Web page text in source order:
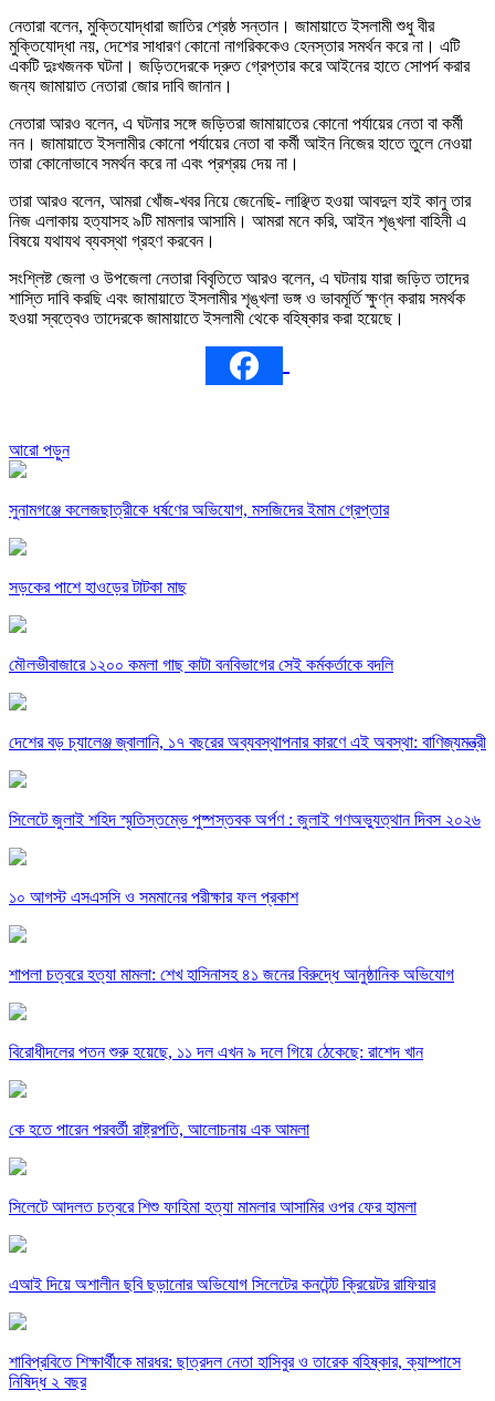
নেতারা বলেন, মুক্তিযোদ্ধারা জাতির শ্রেষ্ঠ সন্তান। জামায়াতে ইসলামী শুধু বীর
মুক্তিযোদ্ধা নয়, দেশের সাধারণ কোনো নাগরিককেও হেনস্তার সমর্থন করে না। এটি
একটি দুঃখজনক ঘটনা। জড়িতদেরকে দ্রুত গ্রেপ্তার করে আইনের হাতে সোপর্দ করার
জন্য জামায়াত নেতারা জোর দাবি জানান।
নেতারা আরও বলেন, এ ঘটনার সঙ্গে জড়িতরা জামায়াতের কোনো পর্যায়ের নেতা বা কর্মী
নন। জামায়াতে ইসলামীর কোনো পর্যায়ের নেতা বা কর্মী আইন নিজের হাতে তুলে নেওয়া
তারা কোনোভাবে সমর্থন করে না এবং প্রশ্রয় দেয় না।
তারা আরও বলেন, আমরা খোঁজ-খবর নিয়ে জেনেছি- লাঞ্ছিত হওয়া আবদুল হাই কানু তার
নিজ এলাকায় হত্যাসহ ৯টি মামলার আসামি। আমরা মনে করি, আইন শৃঙ্খলা বাহিনী এ
বিষয়ে যথাযথ ব্যবস্থা গ্রহণ করবেন।
সংশ্লিষ্ট জেলা ও উপজেলা নেতারা বিবৃতিতে আরও বলেন, এ ঘটনায় যারা জড়িত তাদের
শাস্তি দাবি করছি এবং জামায়াতে ইসলামীর শৃঙ্খলা ভঙ্গ ও ভাবমূর্তি ক্ষুণ্ন করায় সমর্থক
হওয়া স্বত্বেও তাদেরকে জামায়াতে ইসলামী থেকে বহিষ্কার করা হয়েছে।
আরো পড়ুন
সুনামগঞ্জে কলেজছাত্রীকে ধর্ষণের অভিযোগ, মসজিদের ইমাম গ্রেপ্তার
সড়কের পাশে হাওড়ের টাটকা মাছ
মৌলভীবাজারে ১২০০ কমলা গাছ কাটা বনবিভাগের সেই কর্মকর্তাকে বদলি
দেশের বড় চ্যালেঞ্জ জ্বালানি, ১৭ বছরের অব্যবস্থাপনার কারণে এই অবস্থা: বাণিজ্যমন্ত্রী
সিলেটে জুলাই শহিদ স্মৃতিস্তম্ভে পুষ্পস্তবক অর্পণ : জুলাই গণঅভ্যুত্থান দিবস ২০২৬
১০ আগস্ট এসএসসি ও সমমানের পরীক্ষার ফল প্রকাশ
শাপলা চত্বরে হত্যা মামলা: শেখ হাসিনাসহ ৪১ জনের বিরুদ্ধে আনুষ্ঠানিক অভিযোগ
বিরোধীদলের পতন শুরু হয়েছে, ১১ দল এখন ৯ দলে গিয়ে ঠেকেছে: রাশেদ খান
কে হতে পারেন পরবর্তী রাষ্ট্রপতি, আলোচনায় এক আমলা
সিলেটে আদলত চত্বরে শিশু ফাহিমা হত্যা মামলার আসামির ওপর ফের হামলা
এআই দিয়ে অশালীন ছবি ছড়ানোর অভিযোগ সিলেটের কনটেন্ট ক্রিয়েটর রাফিয়ার
শাবিপ্রবিতে শিক্ষার্থীকে মারধর: ছাত্রদল নেতা হাসিবুর ও তারেক বহিষ্কার, ক্যাম্পাসে
নিষিদ্ধ ২ বছর